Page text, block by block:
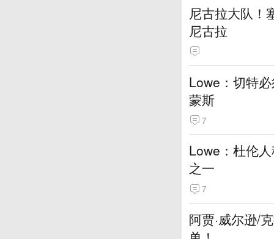
尼古拉大队！
尼古拉
Lowe：切特
蒙斯
7
Lowe：杜伦
之一
7
阿贾·威尔逊/